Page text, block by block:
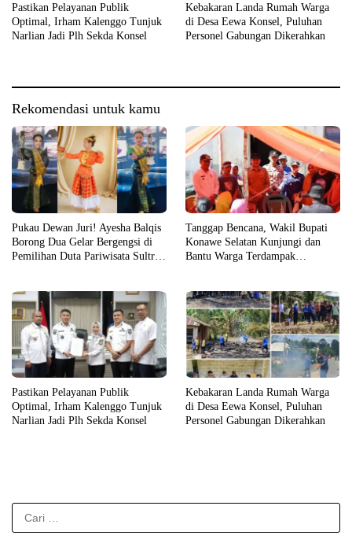
Pastikan Pelayanan Publik
Optimal, Irham Kalenggo Tunjuk
Narlian Jadi Plh Sekda Konsel
Kebakaran Landa Rumah Warga
di Desa Eewa Konsel, Puluhan
Personel Gabungan Dikerahkan
Rekomendasi untuk kamu
Pukau Dewan Juri! Ayesha Balqis
Borong Dua Gelar Bergengsi di
Pemilihan Duta Pariwisata Sultra
Tanggap Bencana, Wakil Bupati
Konawe Selatan Kunjungi dan
Bantu Warga Terdampak
Pastikan Pelayanan Publik
Optimal, Irham Kalenggo Tunjuk
Narlian Jadi Plh Sekda Konsel
Kebakaran Landa Rumah Warga
di Desa Eewa Konsel, Puluhan
Personel Gabungan Dikerahkan
Cari
untuk: